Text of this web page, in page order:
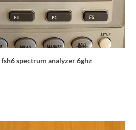
spectrum analyzer 6ghz